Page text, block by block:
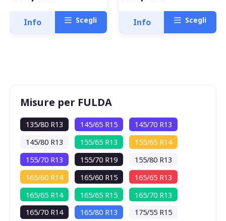
Info Scegli Info Scegli
Misure per FULDA
135/80 R13 145/65 R15
145/70 R13
145/80 R13
155/65 R13
155/65 R14
155/70 R13
155/70 R19
155/80 R13
165/60 R14
165/60 R15
165/65 R13
165/65 R14
165/65 R15
165/70 R13
165/70 R14
165/80 R13
175/55 R15